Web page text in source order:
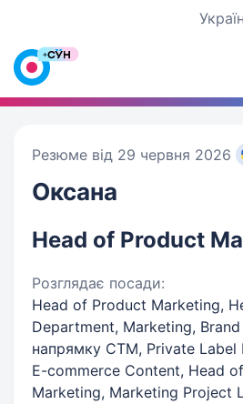
Резюме від 29 червня 2026
Оксана
Head of Product
Розглядає посади:
Head of Product Marketing,
Department, Marketing, Brand
напрямку СТМ, Private Label
E-commerce Content, Head
Marketing, Marketing Project